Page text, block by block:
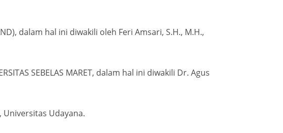
dalam hal ini diwakili oleh Feri Amsari, S.H., M.H.,
SEBELAS MARET, dalam hal ini diwakili Dr. Agus
Universitas Udayana.